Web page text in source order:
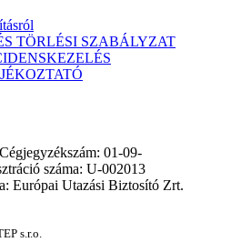
TÖRLÉSI SZABÁLYZAT
01-09-
száma: U-002013
Európai Utazási Biztosító Zrt.
s.r.o.